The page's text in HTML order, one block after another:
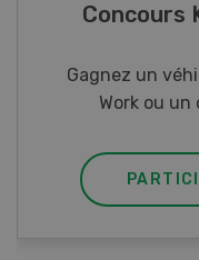
Photo
Gagnez l’un des